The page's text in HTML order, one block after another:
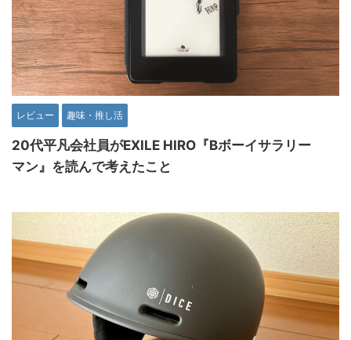
レビュー 趣味・推し活
20代平凡会社員がEXILE HIRO『Bボーイサラリー
マン』を読んで考えたこと